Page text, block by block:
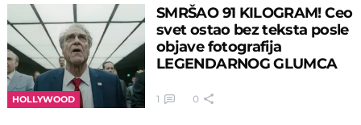
HOLLYWOOD
SMRŠAO 91 KILOGRAM! Ceo
svet ostao bez teksta posle
objave fotografija
LEGENDARNOG GLUMCA
1 0